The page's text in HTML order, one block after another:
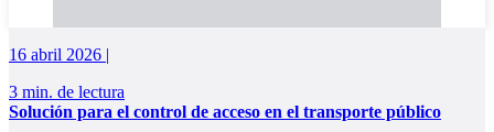
16 abril 2026 |
3 min. de lectura
Solución para el control de acceso en el transporte público